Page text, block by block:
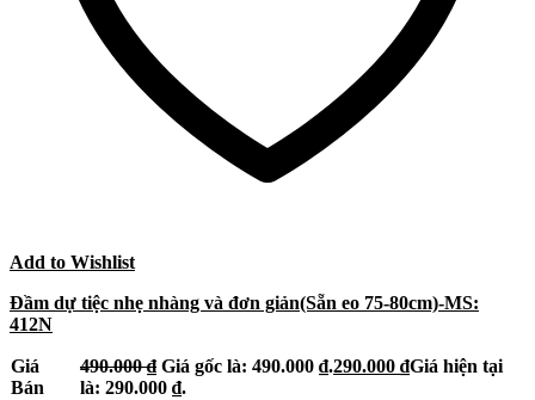
Add to Wishlist
Đầm dự tiệc nhẹ nhàng và đơn giản(Sẵn eo 75-80cm)-MS:
412N
Giá
Bán
490.000₫ Giá gốc là: 490.000 ₫.290.000 ₫Giá hiện tại
là: 290.000 ₫.